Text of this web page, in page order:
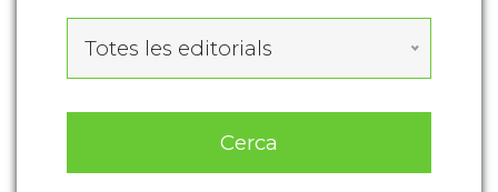
Totes les editorials
Cerca